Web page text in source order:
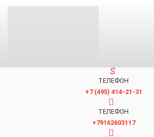
ТЕЛЕФОН
+7 (495) 414-21-31
TЕЛЕФОН
+79162603117